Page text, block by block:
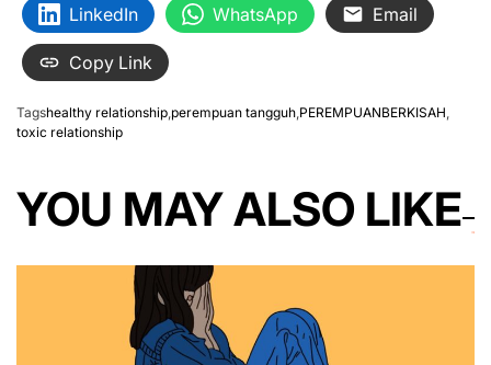
LinkedIn WhatsApp Email
Copy Link
Tagshealthy relationship,perempuan tangguh,PEREMPUANBERKISAH,
toxic relationship
YOU MAY ALSO LIKE